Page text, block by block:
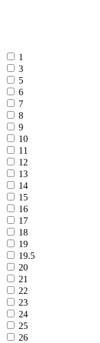
1
3
5
6
7
8
9
10
11
12
13
14
15
16
17
18
19
19.5
20
21
22
23
24
25
26